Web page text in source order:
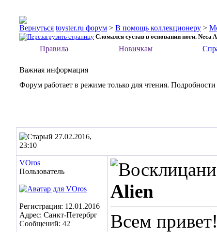
toyster.ru форум > В помощь коллекционеру >
Сломался сустав в основании ноги. Neca
Правила Новичкам
Важная информация
Форум работает в режиме только для чтения.
27.02.2016,
23:10
VOros
Пользователь
Регистрация: 12.01.2016
Адрес: Санкт-Петербрг
Сообщений: 42
Alien
Всем